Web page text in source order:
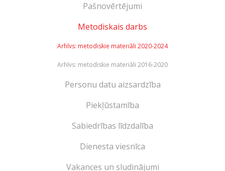
Pašnovērtējumi
Metodiskais darbs
Arhīvs: metodiskie materiāli 2020-2024
Arhīvs: metodiskie materiāli 2016-2020
Personu datu aizsardzība
Piekļūstamība
Sabiedrības līdzdalība
Dienesta viesnīca
Vakances un sludinājumi